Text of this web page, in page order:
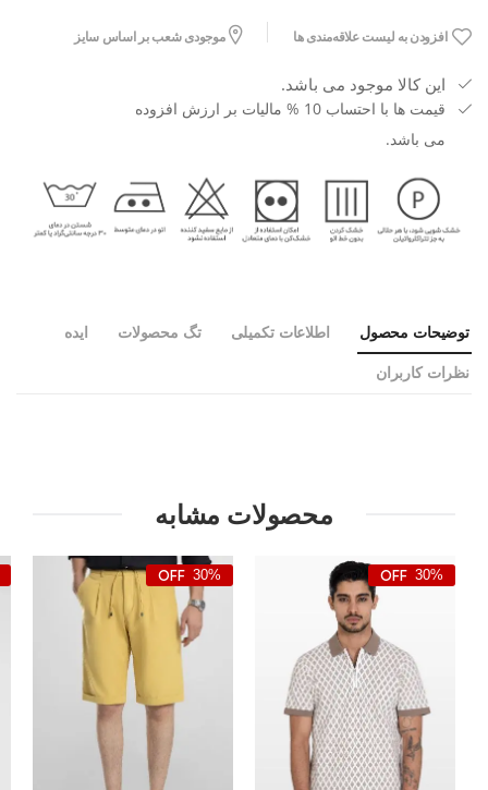
افزودن به لیست علاقه‌مندی ها موجودی شعب بر اساس سایز
این کالا موجود می باشد.
قیمت ها با احتساب 10 % مالیات بر ارزش افزوده
می باشد.
توضیحات محصول اطلاعات تکمیلی تگ محصولات ایده
نظرات کاربران
محصولات مشابه
30%
30%